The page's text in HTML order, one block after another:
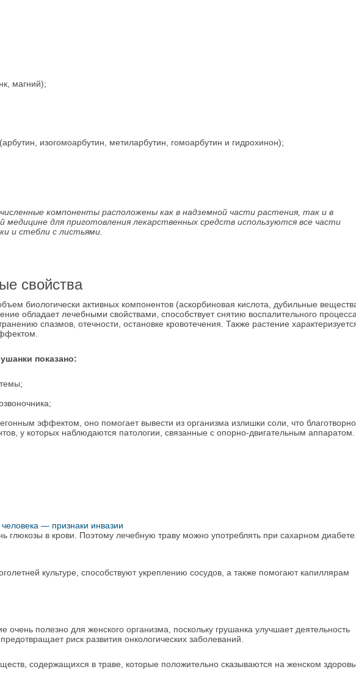
магний);
изогомоарбутин, метиларбутин, гомоарбутин и гидрохинон);
компоненты расположены как в надземной части растения, так и в
медицине для приготовления лекарственных средств используются все части
и стебли с листьями.
свойства
биологически активных компонентов (аскорбиновая кислота, дубильные
обладает лечебными свойствами, способствует снятию воспалительного
спазмов, отечности, остановке кровотечения. Также растение
показано:
эффектом, оно помогает вывести из организма излишки соли, что благотворно
у которых наблюдаются патологии, связанные с опорно-двигательным аппаратом.
— признаки инвазии
глюкозы в крови. Поэтому лечебную траву можно употреблять при сахарном диабете.
культуре, способствуют укреплению сосудов, а также помогают капиллярам
очень полезно для женского организма, поскольку грушанка улучшает деятельность
риск развития онкологических заболеваний.
содержащихся в траве, которые положительно сказываются на женском